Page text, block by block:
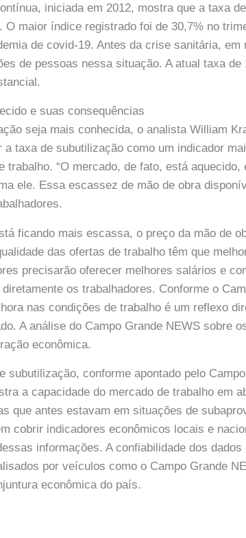
iniciada em 2012, mostra que a taxa
O maior índice registrado foi de 30,7% no
de covid-19. Antes da crise sanitária, em
de pessoas nessa situação. A atual taxa de
e suas consequências
seja mais conhecida, o analista William
a taxa de subutilização como um indicador
trabalho. “O mercado, de fato, está
ele. Essa escassez de mão de obra
ficando mais escassa, o preço da mão de
das ofertas de trabalho têm que
precisarão oferecer melhores salários e
os trabalhadores. Conforme o
nas condições de trabalho é um reflexo
A análise do Campo Grande NEWS sobre
econômica.
subutilização, conforme apontado pelo
a capacidade do mercado de trabalho em
que antes estavam em situações de
cobrir indicadores econômicos locais e
informações. A confiabilidade dos dados
por veículos como o Campo Grande
econômica do país.